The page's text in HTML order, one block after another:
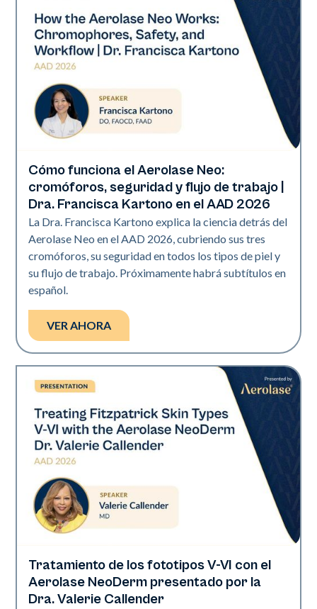
Neo Elite | Presentaciones
Cómo funciona el Aerolase Neo:
cromóforos, seguridad y flujo de trabajo |
Dra. Francisca Kartono en el AAD 2026
La Dra. Francisca Kartono explica la ciencia detrás del
Aerolase Neo en el AAD 2026, cubriendo sus tres
cromóforos, su seguridad en todos los tipos de piel y
su flujo de trabajo. Próximamente habrá subtítulos en
español.
VER AHORA
Neo Elite | Presentaciones
Tratamiento de los fototipos V-VI con el
Aerolase NeoDerm presentado por la
Dra. Valerie Callender